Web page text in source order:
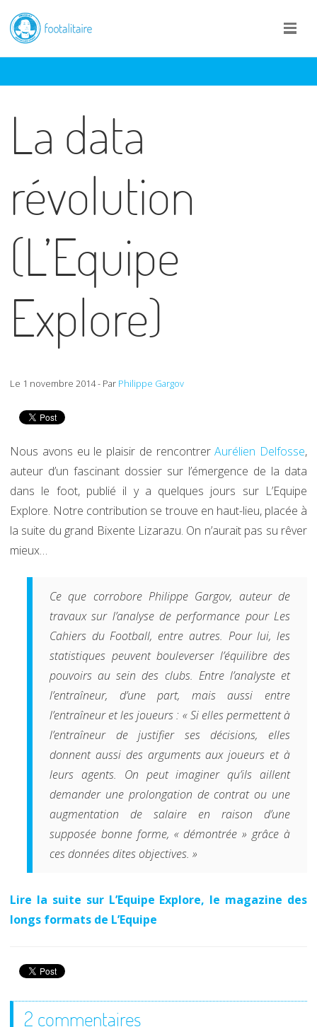
La data
révolution
(L’Equipe
Explore)
Le 1 novembre 2014 - Par Philippe Gargov
Nous avons eu le plaisir de rencontrerAurélien Delfosse,
auteur d’un fascinant dossier sur l’émergence de la data
dans le foot, publié il y a quelques jours sur L’Equipe
Explore. Notre contribution se trouve en haut-lieu, placée à
la suite du grand Bixente Lizarazu. On n’aurait pas su rêver
mieux…
Ce que corrobore Philippe Gargov, auteur de
travaux sur l’analyse de performance pour Les
Cahiers du Football, entre autres. Pour lui, les
statistiques peuvent bouleverser l’équilibre des
pouvoirs au sein des clubs. Entre l’analyste et
l’entraîneur, d’une part, mais aussi entre
l’entraîneur et les joueurs : « Si elles permettent à
l’entraîneur de justifier ses décisions, elles
donnent aussi des arguments aux joueurs et à
leurs agents. On peut imaginer qu’ils aillent
demander une prolongation de contrat ou une
augmentation de salaire en raison d’une
supposée bonne forme, « démontrée » grâce à
ces données dites objectives. »
Lire la suite sur L’Equipe Explore, le magazine des
longs formats de L’Equipe
2 commentaires